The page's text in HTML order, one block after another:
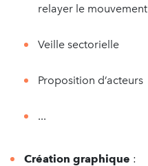
relayer le mouvement
Veille sectorielle
Proposition d’acteurs
...
Création graphique :